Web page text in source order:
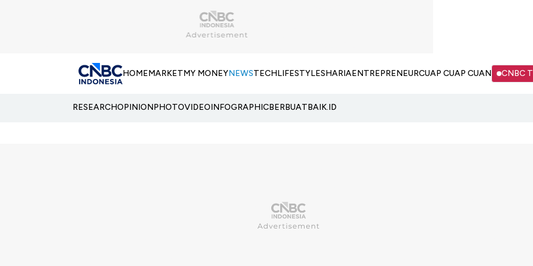
HOMEMARKETMY MONEYNEWSTECHLIFESTYLESHARIAENTREPRENEURCUAP CUAP CUAN CNBC
RESEARCHOPINIONPHOTOVIDEOINFOGRAPHICBERBUATBAIK.ID